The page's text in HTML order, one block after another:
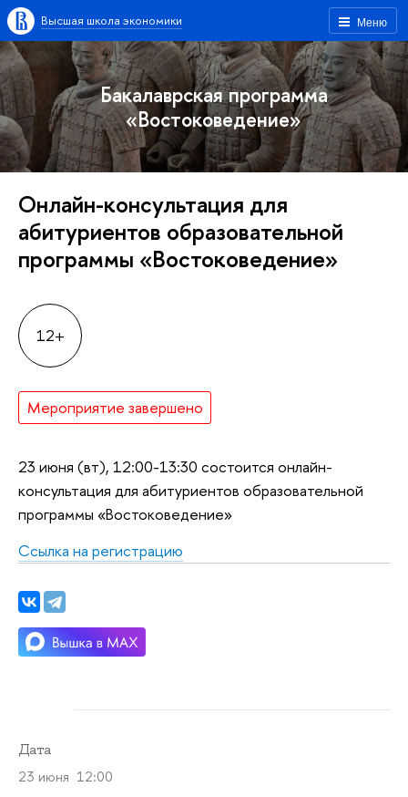
Меню
Высшая школа экономики
Бакалаврская программа
«Востоковедение»
Онлайн-консультация для
абитуриентов образовательной
программы «Востоковедение»
12+
Мероприятие завершено
23 июня (вт), 12:00-13:30 состоится онлайн-
консультация для абитуриентов образовательной
программы «Востоковедение»
Cсылка на регистрацию
Дата
23 июня 12:00